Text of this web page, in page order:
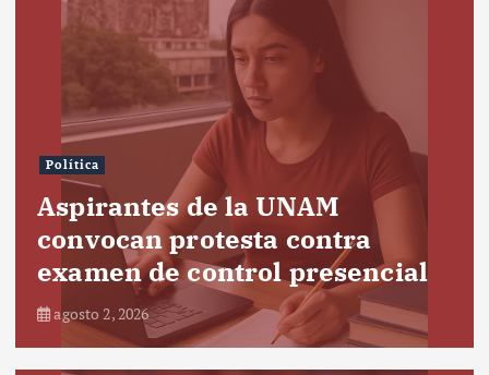
Política
Aspirantes de la UNAM
convocan protesta contra
examen de control presencial
agosto 2, 2026